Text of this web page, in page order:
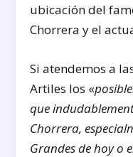
ubicación del
Chorrera y el
Si atendemos a
Artiles los «
que
Chorrera,
Grandes de hoy o